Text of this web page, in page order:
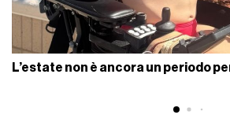
L’estate non è ancora un periodo